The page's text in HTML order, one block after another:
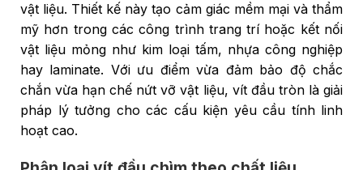
vật liệu. Thiết kế này tạo cảm giác mềm mại và thẩm
mỹ hơn trong các công trình trang trí hoặc kết nối
vật liệu mỏng như kim loại tấm, nhựa công nghiệp
hay laminate. Với ưu điểm vừa đảm bảo độ chắc
chắn vừa hạn chế nứt vỡ vật liệu, vít đầu tròn là giải
pháp lý tưởng cho các cấu kiện yêu cầu tính linh
hoạt cao.